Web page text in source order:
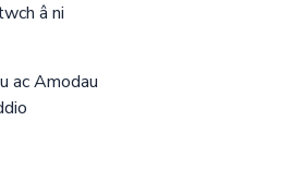
â ni
ac Amodau